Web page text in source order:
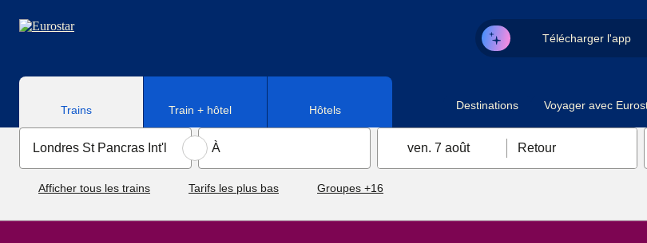
Télécharger l'app
Trains Train + hôtel Hôtels Destinations Voyager avec
ven. 7 août Retour
Afficher tous les trains Tarifs les plus bas Groupes +16